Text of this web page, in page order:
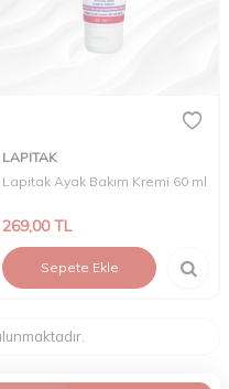
LAPITAK
Lapitak Ayak Bakım Kremi 60 ml
269,00TL
Sepete Ekle